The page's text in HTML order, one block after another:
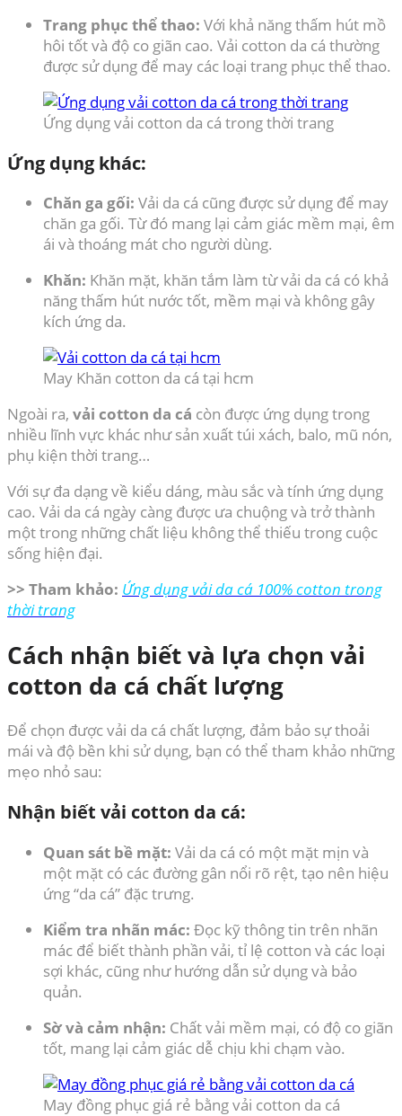
Trang phục thể thao: Với khả năng thấm hút mồ
hôi tốt và độ co giãn cao. Vải cotton da cá thường
được sử dụng để may các loại trang phục thể thao.
Ứng dụng vải cotton da cá trong thời trang
Ứng dụng khác:
Chăn ga gối: Vải da cá cũng được sử dụng để may
chăn ga gối. Từ đó mang lại cảm giác mềm mại, êm
ái và thoáng mát cho người dùng.
Khăn: Khăn mặt, khăn tắm làm từ vải da cá có khả
năng thấm hút nước tốt, mềm mại và không gây
kích ứng da.
May Khăn cotton da cá tại hcm
Ngoài ra, vải cotton da cá còn được ứng dụng trong
nhiều lĩnh vực khác như sản xuất túi xách, balo, mũ nón,
phụ kiện thời trang…
Với sự đa dạng về kiểu dáng, màu sắc và tính ứng dụng
cao. Vải da cá ngày càng được ưa chuộng và trở thành
một trong những chất liệu không thể thiếu trong cuộc
sống hiện đại.
>> Tham khảo: Ứng dụng vải da cá 100% cotton trong
thời trang
Cách nhận biết và lựa chọn vải
cotton da cá chất lượng
Để chọn được vải da cá chất lượng, đảm bảo sự thoải
mái và độ bền khi sử dụng, bạn có thể tham khảo những
mẹo nhỏ sau:
Nhận biết vải cotton da cá:
Quan sát bề mặt: Vải da cá có một mặt mịn và
một mặt có các đường gân nổi rõ rệt, tạo nên hiệu
ứng “da cá” đặc trưng.
Kiểm tra nhãn mác: Đọc kỹ thông tin trên nhãn
mác để biết thành phần vải, tỉ lệ cotton và các loại
sợi khác, cũng như hướng dẫn sử dụng và bảo
quản.
Sờ và cảm nhận: Chất vải mềm mại, có độ co giãn
tốt, mang lại cảm giác dễ chịu khi chạm vào.
May đồng phục giá rẻ bằng vải cotton da cá